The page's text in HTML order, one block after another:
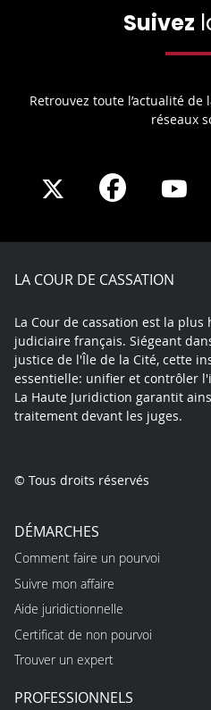
Suivez
Retrouvez toute l’actualité
réseaux
Share
X
Share
Facebook
LA COUR DE CASSATION
La Cour de cassation est la
judiciaire français. Siégeant
justice de l'Île de la Cité, cette
essentielle: unifier et contrôler
La Haute Juridiction garantit
traitement devant les juges.
© Tous droits réservés
DÉMARCHES
Comment faire un pourvoi
Suivre mon affaire
Aide juridictionnelle
Certificat de non pourvoi
Trouver un expert
PROFESSIONNELS